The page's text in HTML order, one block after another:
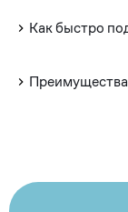
Как быстро